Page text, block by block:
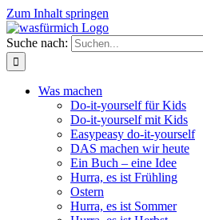
Zum Inhalt springen
Suche nach:
Was machen
Do-it-yourself für Kids
Do-it-yourself mit Kids
Easypeasy do-it-yourself
DAS machen wir heute
Ein Buch – eine Idee
Hurra, es ist Frühling
Ostern
Hurra, es ist Sommer